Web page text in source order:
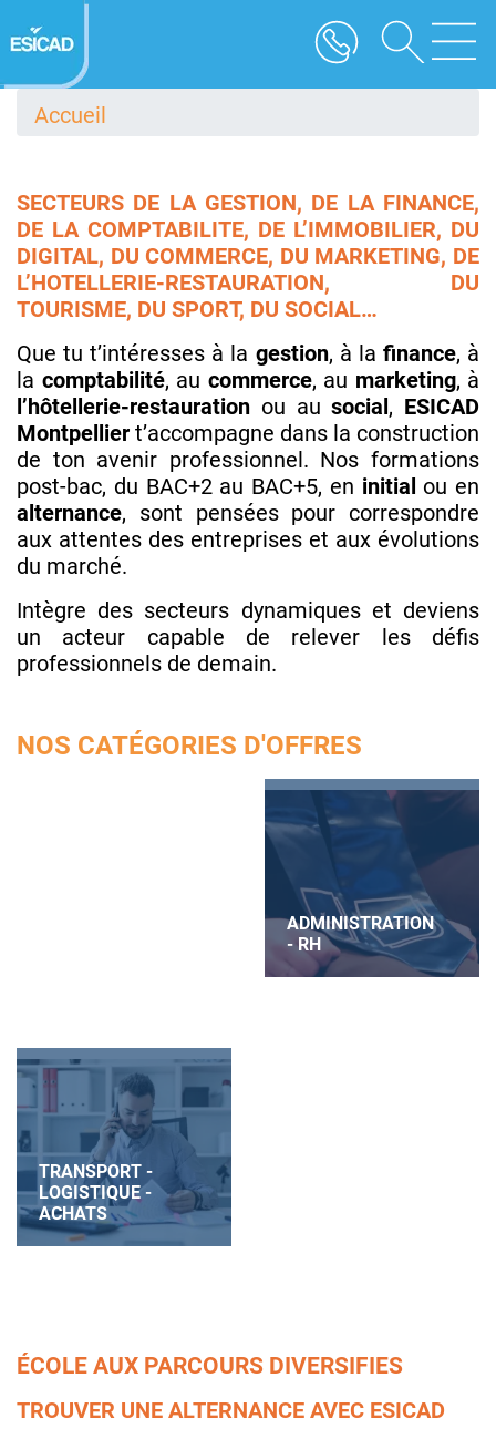
au
contenu
Accueil
SECTEURS DE LA GESTION, DE LA FINANCE,
DE LA COMPTABILITE, DE L’IMMOBILIER, DU
DIGITAL, DU COMMERCE, DU MARKETING, DE
L’HOTELLERIE-RESTAURATION, DU
TOURISME, DU SPORT, DU SOCIAL…
Que tu t’intéresses à la gestion, à la finance, à
la comptabilité, au commerce, au marketing, à
l’hôtellerie-restauration ou ausocial , ESICAD
Montpellier t’accompagne dans la construction
de ton avenir professionnel. Nos formations
post-bac, du BAC+2 au BAC+5, en initial ou en
alternance, sont pensées pour correspondre
aux attentes des entreprises et aux évolutions
du marché.
Intègre des secteurs dynamiques et deviens
un acteur capable de relever les défis
professionnels de demain.
NOS CATÉGORIES D'OFFRES
COMMERCE
ADMINISTRATION
- RH
COMMUNICATION
COMPTABILITÉ
TRANSPORT -
LOGISTIQUE -
ACHATS
TOURISME -
DIGITAL -
INFORMATIQUE
ÉVÉNEMENTIEL
ÉCOLE AUX PARCOURS DIVERSIFIES
TROUVER UNE ALTERNANCE AVEC ESICAD